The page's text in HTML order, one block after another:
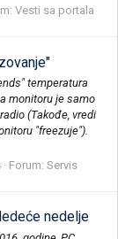
Vesti sa portala
temperatura
monitoru je samo
(Takođe, vredi
"freezuje").
Forum: Servis
nedelje